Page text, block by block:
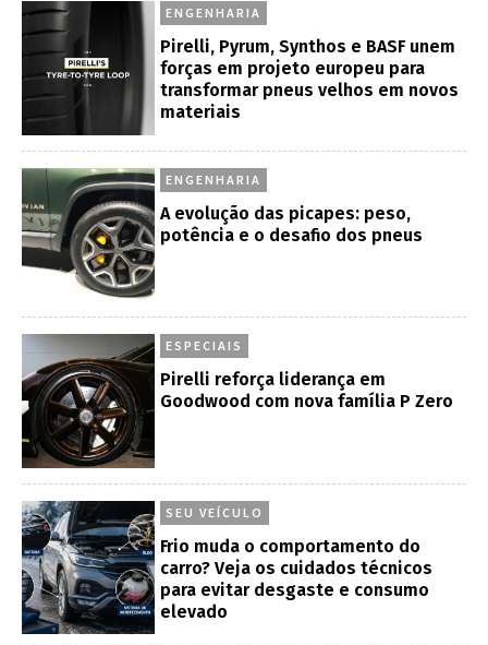
ENGENHARIA
Pirelli, Pyrum, Synthos e BASF unem
forças em projeto europeu para
transformar pneus velhos em novos
materiais
ENGENHARIA
A evolução das picapes: peso,
potência e o desafio dos pneus
ESPECIAIS
Pirelli reforça liderança em
Goodwood com nova família P Zero
SEU VEÍCULO
Frio muda o comportamento do
carro? Veja os cuidados técnicos
para evitar desgaste e consumo
elevado